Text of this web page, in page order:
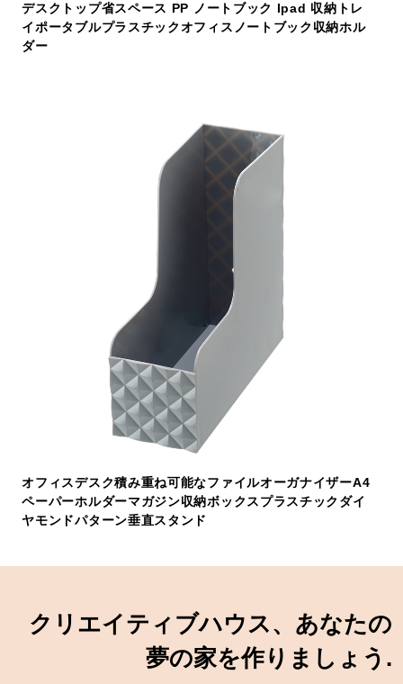
デスクトップ省スペース PP ノートブック Ipad 収納トレ
イポータブルプラスチックオフィスノートブック収納ホル
ダー
オフィスデスク積み重ね可能なファイルオーガナイザーA4
ペーパーホルダーマガジン収納ボックスプラスチックダイ
ヤモンドパターン垂直スタンド
クリエイティブハウス、あなたの
夢の家を作りましょう.